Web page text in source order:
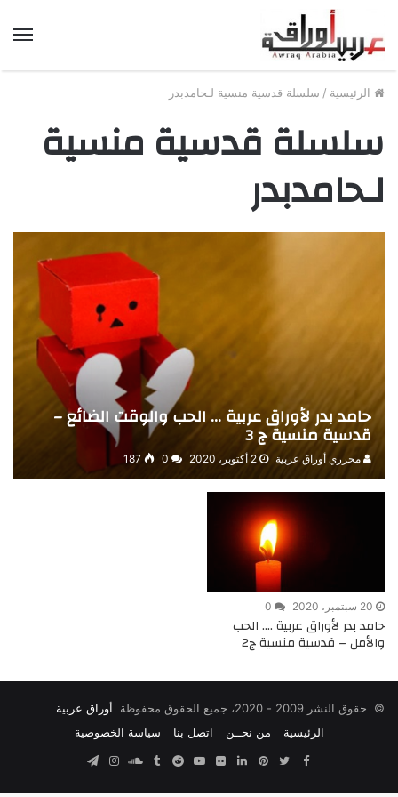
الرئيسية / سلسلة قدسية منسية لـحامدبدر
سلسلة قدسية منسية
لـحامدبدر
حامد بدر لأوراق عربية … الحب والوقت الضائع –
قدسية منسية ج 3
محرري أوراق عربية 2 أكتوبر، 2020 0
187
20 سبتمبر، 2020 0
حامد بدر لأوراق عربية …. الحب
والأمل – قدسية منسية ج2
© حقوق النشر 2009 - 2020، جميع الحقوق محفوظة
أوراق عربية
الرئيسية
من نحــن اتصل بنا
سياسة الخصوصية
Facebook
Twitter
Pinterest
LinkedIn
صور YouTube
SoundCloud
Instagram